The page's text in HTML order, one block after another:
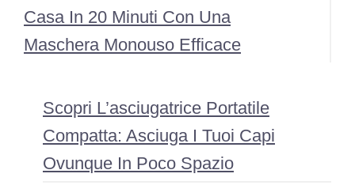
Casa In 20 Minuti Con Una
Maschera Monouso Efficace
Scopri L’asciugatrice Portatile
Compatta: Asciuga I Tuoi Capi
Ovunque In Poco Spazio